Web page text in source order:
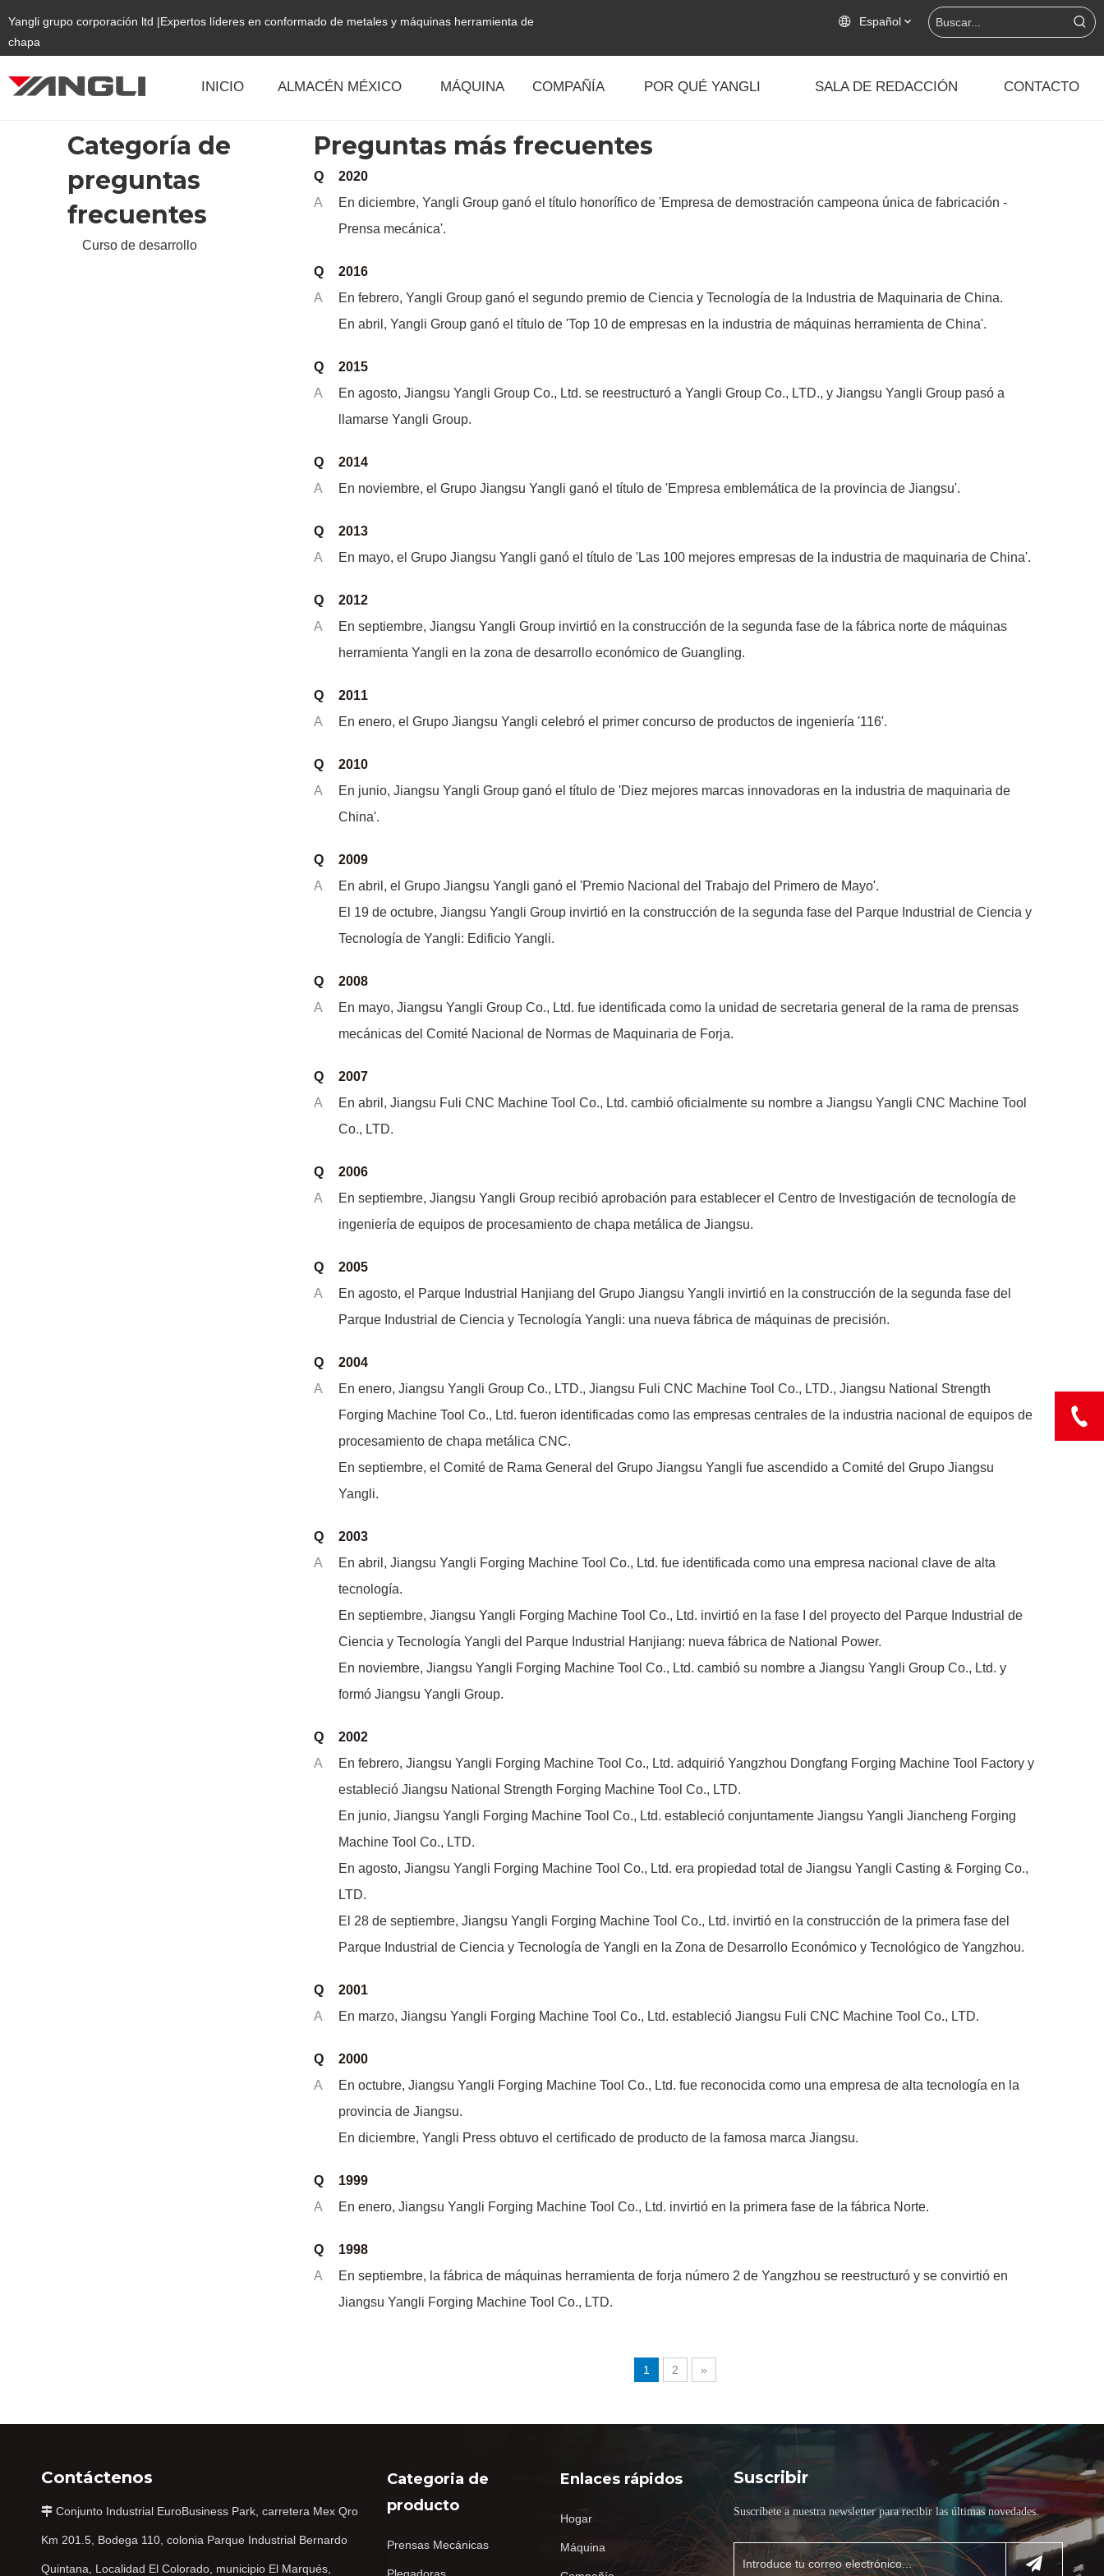
Yangli grupo corporación ltd |Expertos líderes en conformado de metales y máquinas herramienta de
chapa
Español
INICIO ALMACÉN MÉXICO MÁQUINA COMPAÑÍA POR QUÉ YANGLI SALA DE REDACCIÓN CONTACTO
Categoría de
preguntas
frecuentes
Curso de desarrollo
Preguntas más frecuentes
Q
2020
A
En diciembre, Yangli Group ganó el título honorífico de 'Empresa de demostración campeona única de fabricación -
Prensa mecánica'.
Q
2016
A
En febrero, Yangli Group ganó el segundo premio de Ciencia y Tecnología de la Industria de Maquinaria de China.
En abril, Yangli Group ganó el título de 'Top 10 de empresas en la industria de máquinas herramienta de China'.
Q
2015
A
En agosto, Jiangsu Yangli Group Co., Ltd. se reestructuró a Yangli Group Co., LTD., y Jiangsu Yangli Group pasó a
llamarse Yangli Group.
Q
2014
A
En noviembre, el Grupo Jiangsu Yangli ganó el título de 'Empresa emblemática de la provincia de Jiangsu'.
Q
2013
A
En mayo, el Grupo Jiangsu Yangli ganó el título de 'Las 100 mejores empresas de la industria de maquinaria de China'.
Q
2012
A
En septiembre, Jiangsu Yangli Group invirtió en la construcción de la segunda fase de la fábrica norte de máquinas
herramienta Yangli en la zona de desarrollo económico de Guangling.
Q
2011
A
En enero, el Grupo Jiangsu Yangli celebró el primer concurso de productos de ingeniería '116'.
Q
2010
A
En junio, Jiangsu Yangli Group ganó el título de 'Diez mejores marcas innovadoras en la industria de maquinaria de
China'.
Q
2009
A
En abril, el Grupo Jiangsu Yangli ganó el 'Premio Nacional del Trabajo del Primero de Mayo'.
El 19 de octubre, Jiangsu Yangli Group invirtió en la construcción de la segunda fase del Parque Industrial de Ciencia y
Tecnología de Yangli: Edificio Yangli.
Q
2008
A
En mayo, Jiangsu Yangli Group Co., Ltd. fue identificada como la unidad de secretaria general de la rama de prensas
mecánicas del Comité Nacional de Normas de Maquinaria de Forja.
Q
2007
A
En abril, Jiangsu Fuli CNC Machine Tool Co., Ltd. cambió oficialmente su nombre a Jiangsu Yangli CNC Machine Tool
Co., LTD.
Q
2006
A
En septiembre, Jiangsu Yangli Group recibió aprobación para establecer el Centro de Investigación de tecnología de
ingeniería de equipos de procesamiento de chapa metálica de Jiangsu.
Q
2005
A
En agosto, el Parque Industrial Hanjiang del Grupo Jiangsu Yangli invirtió en la construcción de la segunda fase del
Parque Industrial de Ciencia y Tecnología Yangli: una nueva fábrica de máquinas de precisión.
Q
2004
A
En enero, Jiangsu Yangli Group Co., LTD., Jiangsu Fuli CNC Machine Tool Co., LTD., Jiangsu National Strength
Forging Machine Tool Co., Ltd. fueron identificadas como las empresas centrales de la industria nacional de equipos de
procesamiento de chapa metálica CNC.
En septiembre, el Comité de Rama General del Grupo Jiangsu Yangli fue ascendido a Comité del Grupo Jiangsu
Yangli.
Q
2003
A
En abril, Jiangsu Yangli Forging Machine Tool Co., Ltd. fue identificada como una empresa nacional clave de alta
tecnología.
En septiembre, Jiangsu Yangli Forging Machine Tool Co., Ltd. invirtió en la fase I del proyecto del Parque Industrial de
Ciencia y Tecnología Yangli del Parque Industrial Hanjiang: nueva fábrica de National Power.
En noviembre, Jiangsu Yangli Forging Machine Tool Co., Ltd. cambió su nombre a Jiangsu Yangli Group Co., Ltd. y
formó Jiangsu Yangli Group.
Q
2002
A
En febrero, Jiangsu Yangli Forging Machine Tool Co., Ltd. adquirió Yangzhou Dongfang Forging Machine Tool Factory y
estableció Jiangsu National Strength Forging Machine Tool Co., LTD.
En junio, Jiangsu Yangli Forging Machine Tool Co., Ltd. estableció conjuntamente Jiangsu Yangli Jiancheng Forging
Machine Tool Co., LTD.
En agosto, Jiangsu Yangli Forging Machine Tool Co., Ltd. era propiedad total de Jiangsu Yangli Casting & Forging Co.,
LTD.
El 28 de septiembre, Jiangsu Yangli Forging Machine Tool Co., Ltd. invirtió en la construcción de la primera fase del
Parque Industrial de Ciencia y Tecnología de Yangli en la Zona de Desarrollo Económico y Tecnológico de Yangzhou.
Q
2001
A
En marzo, Jiangsu Yangli Forging Machine Tool Co., Ltd. estableció Jiangsu Fuli CNC Machine Tool Co., LTD.
Q
2000
A
En octubre, Jiangsu Yangli Forging Machine Tool Co., Ltd. fue reconocida como una empresa de alta tecnología en la
provincia de Jiangsu.
En diciembre, Yangli Press obtuvo el certificado de producto de la famosa marca Jiangsu.
Q
1999
A
En enero, Jiangsu Yangli Forging Machine Tool Co., Ltd. invirtió en la primera fase de la fábrica Norte.
Q
1998
A
En septiembre, la fábrica de máquinas herramienta de forja número 2 de Yangzhou se reestructuró y se convirtió en
Jiangsu Yangli Forging Machine Tool Co., LTD.
1 2 »
Contáctenos
 Conjunto Industrial EuroBusiness Park, carretera Mex Qro
Km 201.5, Bodega 110, colonia Parque Industrial Bernardo
Quintana, Localidad El Colorado, municipio El Marqués,
Categoria de
producto
Prensas Mecánicas
Enlaces rápidos
Hogar
Máquina
Suscribir
Suscríbete a nuestra newsletter para recibir las últimas novedades.